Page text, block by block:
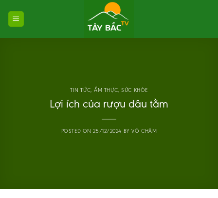
TIN TỨC,ẨM THỰC,SỨC KHỎE
Lợi ích của rượu dâu tằm
POSTED ON25/12/2024 BYVÕ CHÂM